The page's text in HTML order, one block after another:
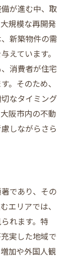
活用
法
が進む中、取
規模な再開発
新築物件の需
えています。
消費者が住宅
。そのため、
なタイミング
阪市内の不動
しながらさら
であり、その
エリアでは、
れます。特
実した地域で
加や外国人観